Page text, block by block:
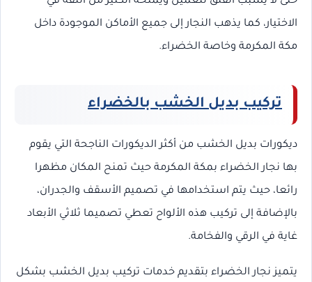
الاختيار، كما يذهب النجار إلى جميع الأماكن الموجودة داخل
مكة المكرمة وخاصة الخضراء.
تركيب بديل الخشب بالخضراء
ديكورات بديل الخشب من أكثر الديكورات الناجحة التي يقوم
بها نجار الخضراء بمكة المكرمة حيث تمنح المكان مظهرا
رائعا، حيث يتم استخدامها في تصميم الأسقف والجدران،
بالإضافة إلى تركيب هذه الألواح تعطي تصميما ثلاثي الأبعاد
غاية في الرقي والفخامة.
يتميز نجار الخضراء بتقديم خدمات تركيب بديل الخشب بشكل